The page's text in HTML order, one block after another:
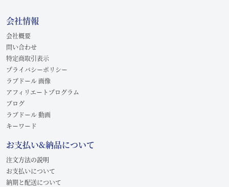
会社情報
会社概要
問い合わせ
特定商取引表示
プライバシーポリシー
ラブドール 画像
アフィリエートプログラム
ブログ
ラブドール 動画
キーワード
お支払い&納品について
注文方法の説明
お支払いについて
納期と配送について